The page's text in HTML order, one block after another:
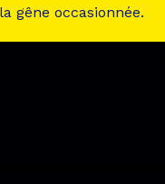
gêne occasionnée.